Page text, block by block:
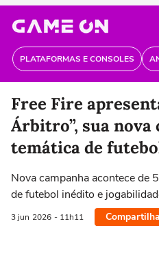
PLATAFORMAS E CONSOLES
Free Fire
Árbitro”, sua nova
temática de
Nova campanha acontece de
de futebol inédito e
3 jun 2026 - 11h11